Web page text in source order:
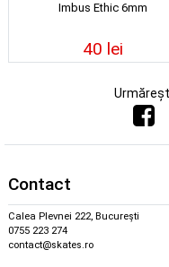
Imbus Ethic 6mm
40 lei
Contact
Calea Plevnei 222, București
0755 223 274
contact@skates.ro